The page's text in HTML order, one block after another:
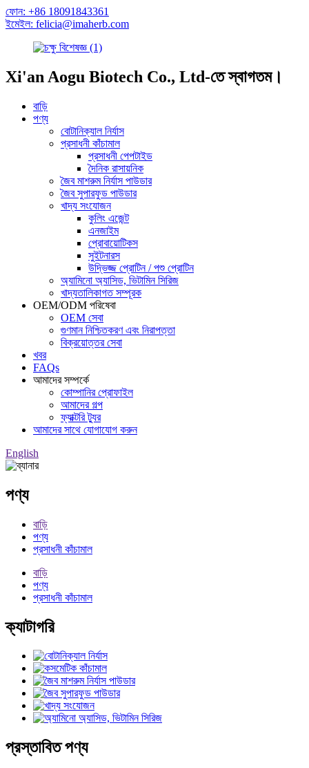
ফোন: +86 18091843361
ইমেইল: felicia@imaherb.com
Xi'an Aogu Biotech Co., Ltd-তে স্বাগতম।
বাড়ি
পণ্য
বোটানিক্যাল নির্যাস
প্রসাধনী কাঁচামাল
প্রসাধনী পেপটাইড
দৈনিক রাসায়নিক
জৈব মাশরুম নির্যাস পাউডার
জৈব সুপারফুড পাউডার
খাদ্য সংযোজন
কুলিং এজেন্ট
এনজাইম
প্রোবায়োটিকস
সুইটনারস
উদ্ভিজ্জ প্রোটিন / পশু প্রোটিন
অ্যামিনো অ্যাসিড, ভিটামিন সিরিজ
খাদ্যতালিকাগত সম্পূরক
OEM/ODM পরিষেবা
OEM সেবা
গুণমান নিশ্চিতকরণ এবং নিরাপত্তা
বিক্রয়োত্তর সেবা
খবর
FAQs
আমাদের সম্পর্কে
কোম্পানির প্রোফাইল
আমাদের গল্প
ফ্যাক্টরি ট্যুর
আমাদের সাথে যোগাযোগ করুন
English
পণ্য
বাড়ি
পণ্য
প্রসাধনী কাঁচামাল
বাড়ি
পণ্য
প্রসাধনী কাঁচামাল
ক্যাটাগরি
প্রস্তাবিত পণ্য